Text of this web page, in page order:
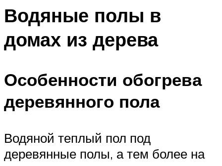
Водяные полы в
домах из дерева
Особенности обогрева
деревянного пола
Водяной теплый пол под
деревянные полы, а тем более на